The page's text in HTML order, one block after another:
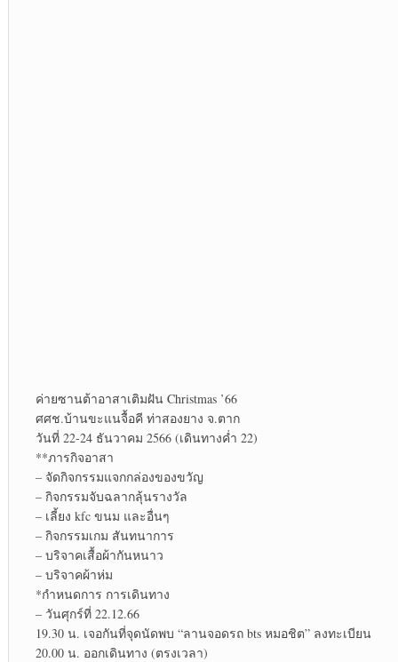
ค่ายซานต้าอาสาเติมฝัน Christmas ’66
ศศช.บ้านขะแนจื้อคี ท่าสองยาง จ.ตาก
วันที่​ 22-24 ธันวาคม 2566 (เดินทางค่ำ 22)
**ภารกิจ​อาสา
– จัดกิจกรรมแจกกล่องของขวัญ
– กิจกรรม​จับฉลาก​ลุ้นรางวัล
– เลี้ยง kfc ขนม และอื่นๆ
– กิจกรรม​เกม สันทนาการ​
– บริจาคเสื้อผ้ากันหนาว
– บริจาคผ้าห่ม
*กำหนดการ การเดินทาง
– วันศุก​ร์ที่​ 22.12.66
19.30 น. เจอกันที่จุดนัดพบ “ลานจอดรถ bts หมอ​ชิต” ลงทะเบียน
20.00 น. ออกเดินทาง (ตรงเวลา)​